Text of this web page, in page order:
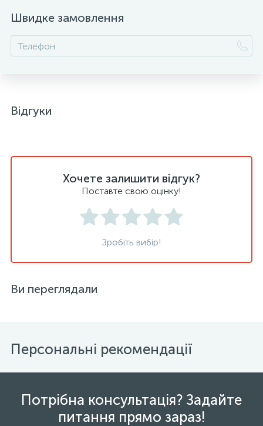
Швидке замовлення
Відгуки
Хочете залишити відгук?
Поставте свою оцінку!
Зробіть вибір!
Ви переглядали
Персональні рекомендації
Потрібна консультація? Задайте
питання прямо зараз!